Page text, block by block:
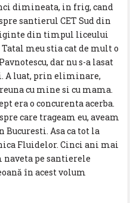
dimineata, in frig, cand
santierul CET Sud din
din timpul liceului
Tatal meu stia cat de mult o
dar nu s-a lasat
A luat, prin eliminare,
cu mine si cu mama.
era o concurenta acerba.
care trageam eu, aveam
Bucuresti. Asa ca tot la
Fluidelor. Cinci ani mai
naveta pe santierele
în acest volum